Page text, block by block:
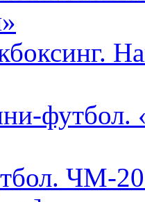
футбол.
ЧМ-